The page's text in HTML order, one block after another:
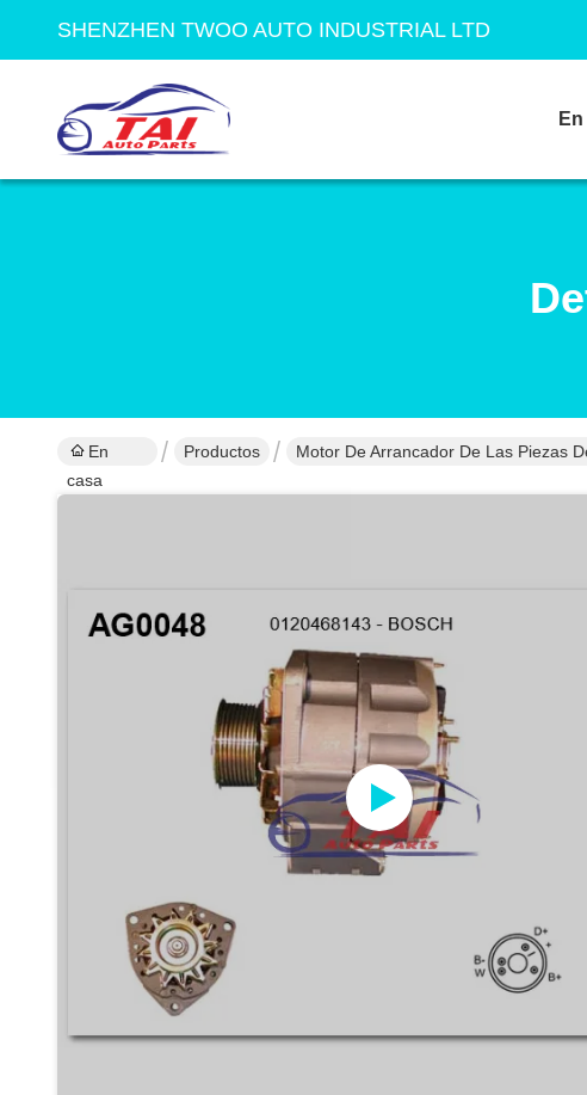
SHENZHEN TWOO AUTO INDUSTRIAL LTD
En
casa
Productos Motor De Arrancador De Las Piezas